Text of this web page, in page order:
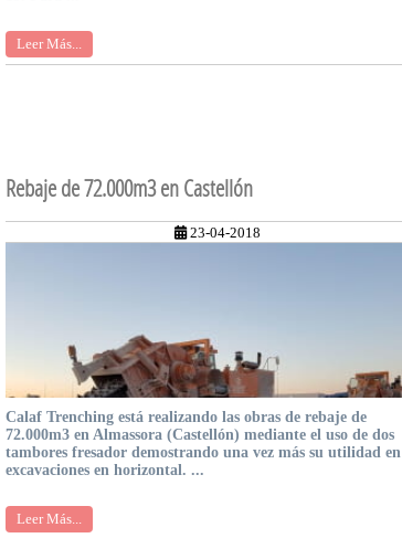
Leer Más...
Rebaje de 72.000m3 en Castellón
23-04-2018
Calaf Trenching está realizando las obras de rebaje de
72.000m3 en Almassora (Castellón) mediante el uso de dos
tambores fresador demostrando una vez más su utilidad en
excavaciones en horizontal. ...
Leer Más...